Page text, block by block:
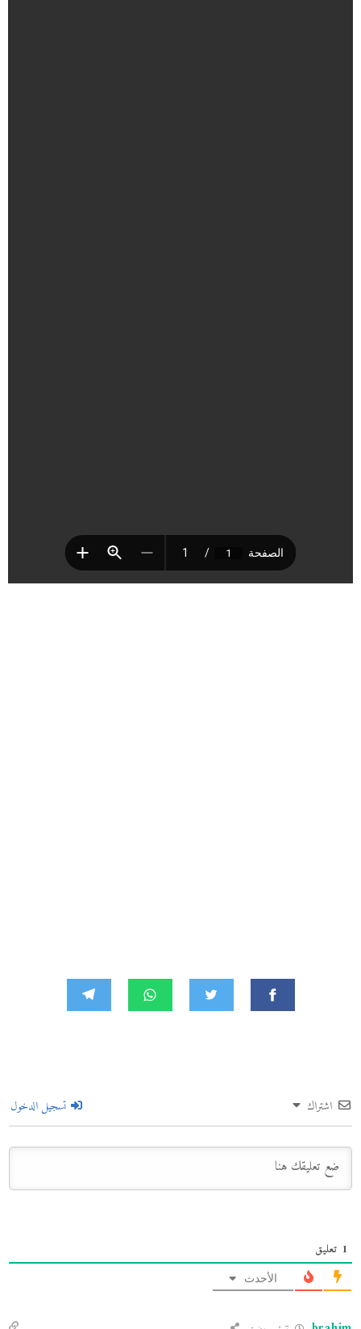
اشتراك تسجيل الدخول
1 تعليق
الأحدث